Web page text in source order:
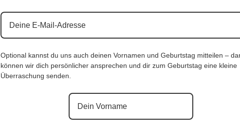
Optional kannst du uns auch deinen Vornamen und Geburtstag mitteilen –
können wir dich persönlicher ansprechen und dir zum Geburtstag eine kleine
Überraschung senden.